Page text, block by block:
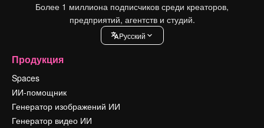
Более 1 миллиона подписчиков среди креаторов,
предприятий, агентств и студий.
Pусский
Продукция
Spaces
ИИ-помощник
Генератор изображений ИИ
Генератор видео ИИ